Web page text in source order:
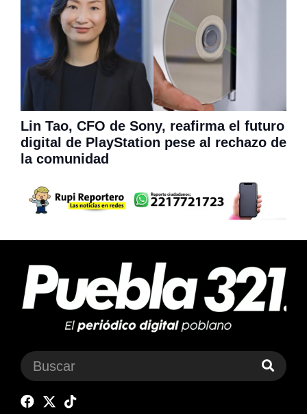
Lin Tao, CFO de Sony, reafirma el futuro
digital de PlayStation pese al rechazo de
la comunidad